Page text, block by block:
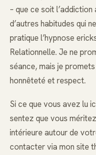
– que ce soit l’addiction
d’autres habitudes qui
pratique l’hypnose
Relationnelle. Je ne
séance, mais je
honnêteté et respect.
Si ce que vous avez lu
sentez que vous
intérieure autour de
contacter via mon site